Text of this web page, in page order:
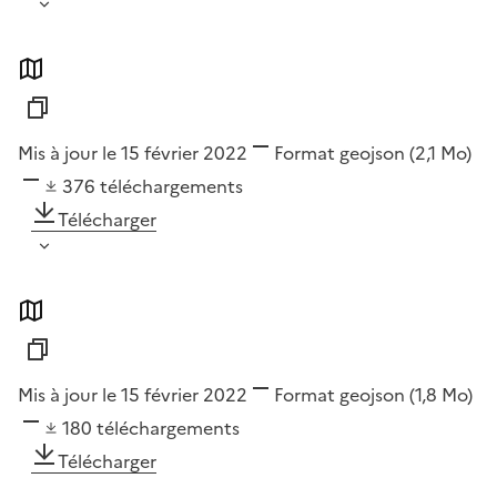
Mis à jour le 15 février 2022 Format geojson (2,1 Mo)
376 téléchargements
Télécharger
Mis à jour le 15 février 2022 Format geojson (1,8 Mo)
180 téléchargements
Télécharger